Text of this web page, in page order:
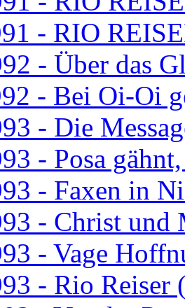
- RIO
- Über das
- Bei Oi-Oi
- Die
- Posa
- Faxen in
- Christ und
- Vage
- Rio Reiser